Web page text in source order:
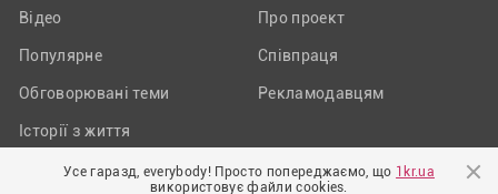
Відео
Популярне
Обговорювані теми
Історії з життя
Про проект
Співпраця
Рекламодавцям
Усе гаразд, everybody! Просто попереджаємо, що 1kr.ua
використовує файли cookies.